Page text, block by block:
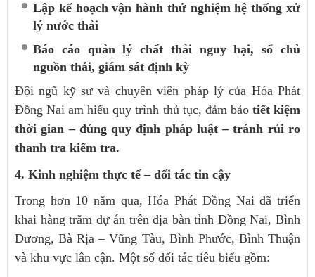
Lập kế hoạch vận hành thử nghiệm hệ thống xử
lý nước thải
Báo cáo quản lý chất thải nguy hại, sổ chủ
nguồn thải, giám sát định kỳ
Đội ngũ kỹ sư và chuyên viên pháp lý của Hóa Phát
Đồng Nai am hiểu quy trình thủ tục, đảm bảo tiết kiệm
thời gian – đúng quy định pháp luật – tránh rủi ro
thanh tra kiểm tra.
4. Kinh nghiệm thực tế – đối tác tin cậy
Trong hơn 10 năm qua, Hóa Phát Đồng Nai đã triển
khai hàng trăm dự án trên địa bàn tỉnh Đồng Nai, Bình
Dương, Bà Rịa – Vũng Tàu, Bình Phước, Bình Thuận
và khu vực lân cận. Một số đối tác tiêu biểu gồm: